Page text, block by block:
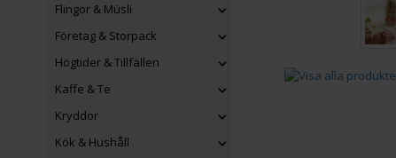
Flingor & Müsli
Företag & Storpack
Högtider & Tillfällen
Kaffe & Te
Kryddor
Kök & Hushåll